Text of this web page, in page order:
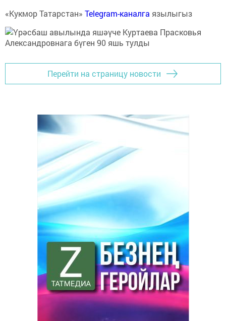
«Кукмор Татарстан» Telegram-каналга язылыгыз
Перейти на страницу новости